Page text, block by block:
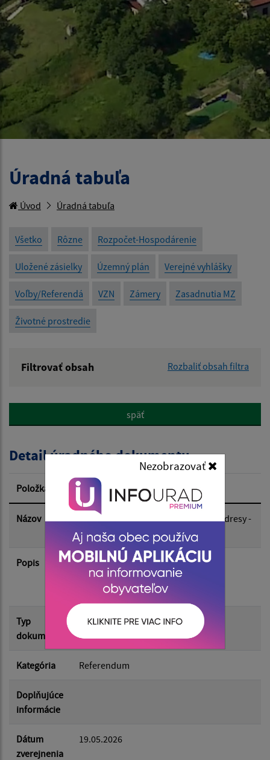
Úradná tabuľa
Úvod Úradná tabuľa
Všetko Rôzne Rozpočet-Hospodárenie
Uložené zásielky Územný plán Verejné vyhlášky
Voľby/Referendá VZN Zámery Zasadnutia MZ
Životné prostredie
Filtrovať obsah Rozbaliť obsah filtra
Popis:
Dátum zverejnenia od:
Dátum zverejnenia do:
Filtrovať Reset
späť
Detail úradného dokumentu
Položka Informácia
Názov
Oznam - Zverejnenie elektronickej adresy -
hlasovací preukaz
Popis
Zverejnenie elektronickej adresy na
doručovanie žiadostí o vydanie
hlasovacieho preukazu
Typ
dokumentu
Voľby/Referendá
Kategória Referendum
Doplňujúce
informácie
Dátum
zverejnenia
19.05.2026
Nezobrazovať